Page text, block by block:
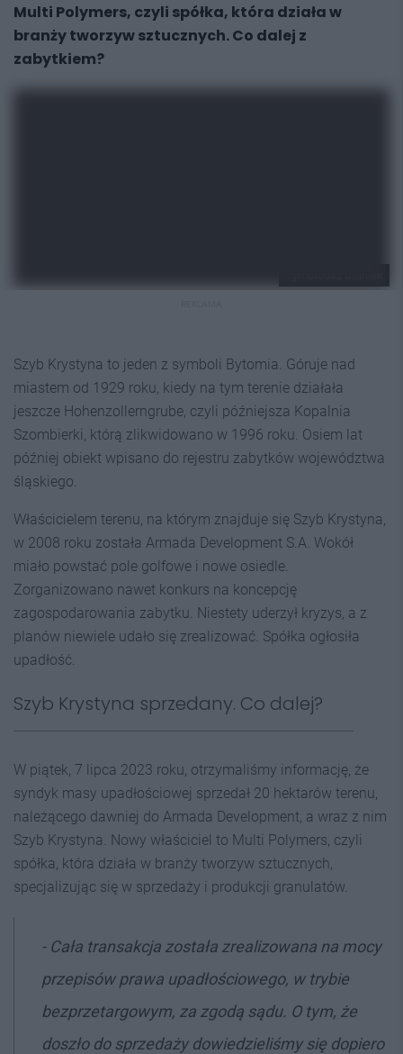
Multi Polymers, czyli spółka, która działa w
branży tworzyw sztucznych. Co dalej z
zabytkiem?
Szyb Krystyna to jeden z symboli Bytomia. Góruje nad
miastem od 1929 roku, kiedy na tym terenie działała
jeszcze Hohenzollerngrube, czyli późniejsza Kopalnia
Szombierki, którą zlikwidowano w 1996 roku. Osiem lat
później obiekt wpisano do rejestru zabytków województwa
śląskiego.
Właścicielem terenu, na którym znajduje się Szyb Krystyna,
w 2008 roku została Armada Development S.A. Wokół
miało powstać pole golfowe i nowe osiedle.
Zorganizowano nawet konkurs na koncepcję
zagospodarowania zabytku. Niestety uderzył kryzys, a z
planów niewiele udało się zrealizować. Spółka ogłosiła
upadłość.
Szyb Krystyna sprzedany. Co dalej?
W piątek, 7 lipca 2023 roku, otrzymaliśmy informację, że
syndyk masy upadłościowej sprzedał 20 hektarów terenu,
należącego dawniej do Armada Development, a wraz z nim
Szyb Krystyna. Nowy właściciel to Multi Polymers, czyli
spółka, która działa w branży tworzyw sztucznych,
specjalizując się w sprzedaży i produkcji granulatów.
- Cała transakcja została zrealizowana na mocy
przepisów prawa upadłościowego, w trybie
bezprzetargowym, za zgodą sądu. O tym, że
doszło do sprzedaży dowiedzieliśmy się dopiero